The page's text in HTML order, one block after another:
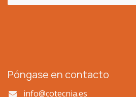
Póngase en contacto
info@cotecnia.es